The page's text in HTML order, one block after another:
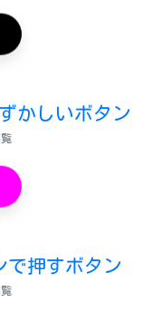
かしいボタン
で押すボタン